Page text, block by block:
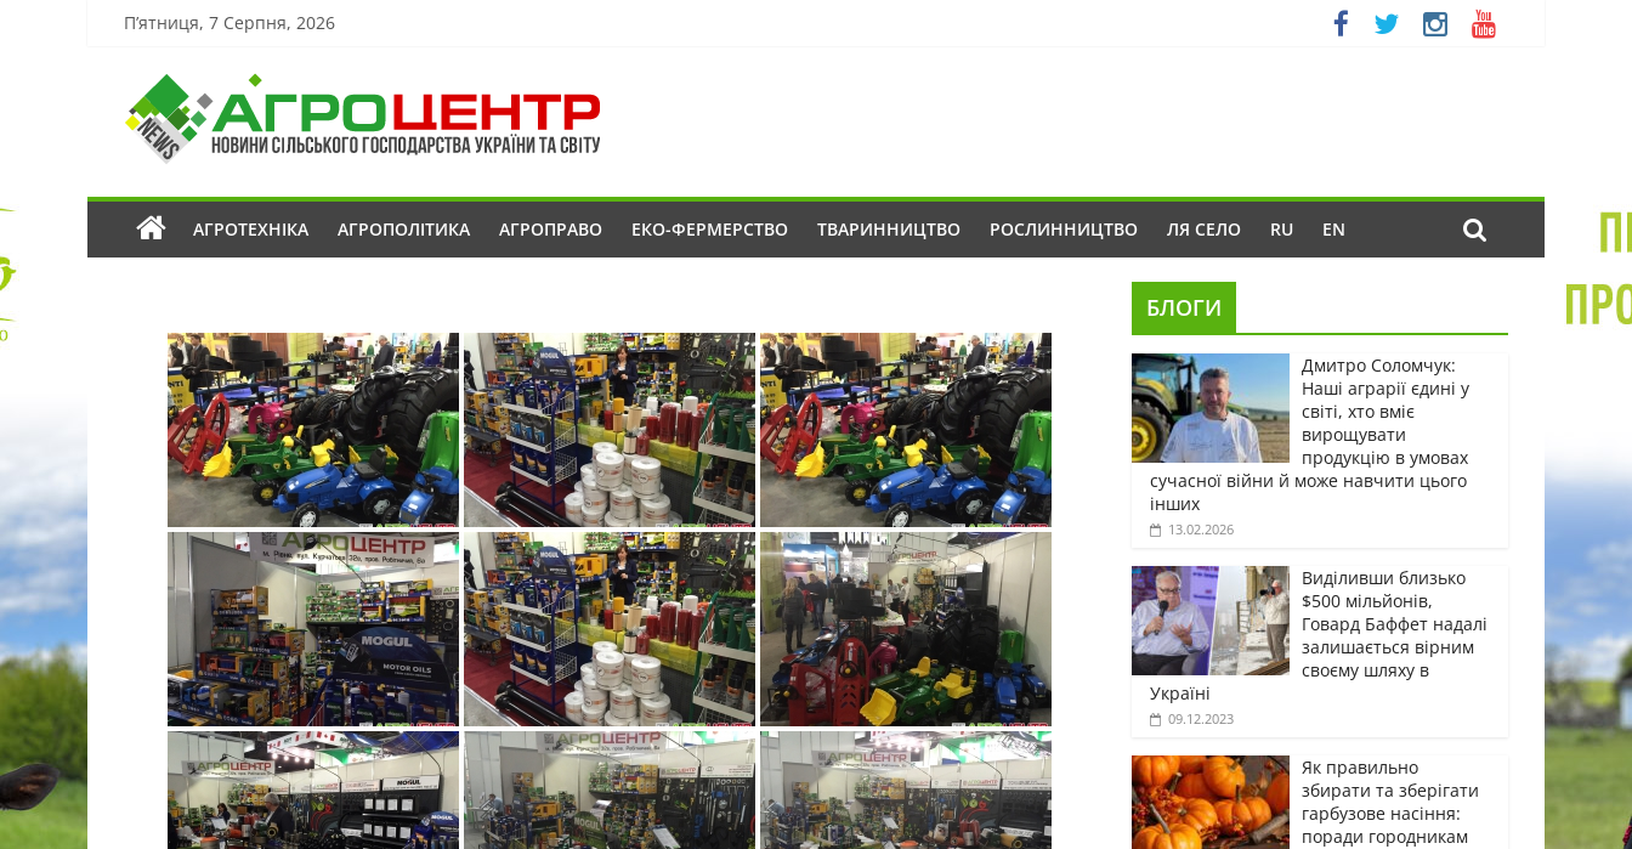
П’ятниця, 7 Серпня, 2026
АГРОТЕХНІКА АГРОПОЛІТИКА АГРОПРАВО ЕКО-ФЕРМЕРСТВО ТВАРИННИЦТВО РОСЛИННИЦТВО ЛЯ СЕЛО RU EN
БЛОГИ
Дмитро Соломчук:
Наші аграрії єдині у
світі, хто вміє
вирощувати
продукцію в умовах
сучасної війни й може навчити цього
інших
13.02.2026
Виділивши близько
$500 мільйонів,
Говард Баффет надалі
залишається вірним
своєму шляху в
Україні
09.12.2023
Як правильно
збирати та зберігати
гарбузове насіння:
поради городникам